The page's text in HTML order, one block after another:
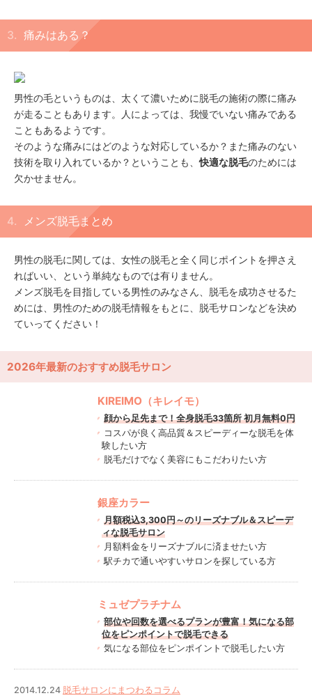
痛みはある？
男性の毛というものは、太くて濃いために脱毛の施術の際に痛み
が走ることもあります。人によっては、我慢でいない痛みである
こともあるようです。
そのような痛みにはどのような対応しているか？また痛みのない
技術を取り入れているか？ということも、快適な脱毛のためには
欠かせません。
メンズ脱毛まとめ
男性の脱毛に関しては、女性の脱毛と全く同じポイントを押さえ
ればいい、という単純なものでは有りません。
メンズ脱毛を目指している男性のみなさん、脱毛を成功させるた
めには、男性のための脱毛情報をもとに、脱毛サロンなどを決め
ていってください！
2026年最新のおすすめ脱毛サロン
KIREIMO（キレイモ）
顔から足先まで！全身脱毛33箇所 初月無料0円
コスパが良く高品質＆スピーディーな脱毛を体
験したい方
脱毛だけでなく美容にもこだわりたい方
銀座カラー
月額税込3,300円～のリーズナブル＆スピーデ
ィな脱毛サロン
月額料金をリーズナブルに済ませたい方
駅チカで通いやすいサロンを探している方
ミュゼプラチナム
部位や回数を選べるプランが豊富！気になる部
位をピンポイントで脱毛できる
気になる部位をピンポイントで脱毛したい方
2014.12.24 脱毛サロンにまつわるコラム